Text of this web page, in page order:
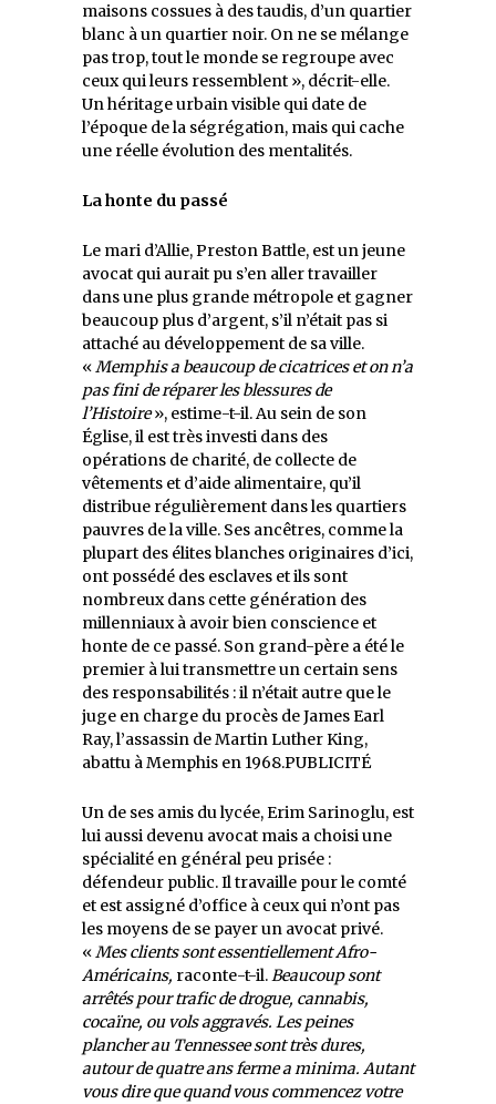
maisons cossues à des taudis, d’un quartier
blanc à un quartier noir. On ne se mélange
pas trop, tout le monde se regroupe avec
ceux qui leurs ressemblent », décrit-elle.
Un héritage urbain visible qui date de
l’époque de la ségrégation, mais qui cache
une réelle évolution des mentalités.
La honte du passé
Le mari d’Allie, Preston Battle, est un jeune
avocat qui aurait pu s’en aller travailler
dans une plus grande métropole et gagner
beaucoup plus d’argent, s’il n’était pas si
attaché au développement de sa ville.
«Memphis a beaucoup de cicatrices et on n’a
pas fini de réparer les blessures de
l’Histoire», estime-t-il. Au sein de son
Église, il est très investi dans des
opérations de charité, de collecte de
vêtements et d’aide alimentaire, qu’il
distribue régulièrement dans les quartiers
pauvres de la ville. Ses ancêtres, comme la
plupart des élites blanches originaires d’ici,
ont possédé des esclaves et ils sont
nombreux dans cette génération des
millenniaux à avoir bien conscience et
honte de ce passé. Son grand-père a été le
premier à lui transmettre un certain sens
des responsabilités : il n’était autre que le
juge en charge du procès de James Earl
Ray, l’assassin de Martin Luther King,
abattu à Memphis en 1968.PUBLICITÉ
Un de ses amis du lycée, Erim Sarinoglu, est
lui aussi devenu avocat mais a choisi une
spécialité en général peu prisée :
défendeur public. Il travaille pour le comté
et est assigné d’office à ceux qui n’ont pas
les moyens de se payer un avocat privé.
«Mes clients sont essentiellement Afro-
Américains, raconte-t-il.Beaucoup sont
arrêtés pour trafic de drogue, cannabis,
cocaïne, ou vols aggravés. Les peines
plancher au Tennessee sont très dures,
autour de quatre ans ferme a minima. Autant
vous dire que quand vous commencez votre